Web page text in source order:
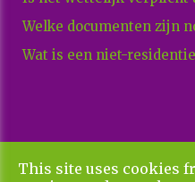
Welke documenten zijn
Wat is een niet-
Copyright All Rights
This site uses cookies